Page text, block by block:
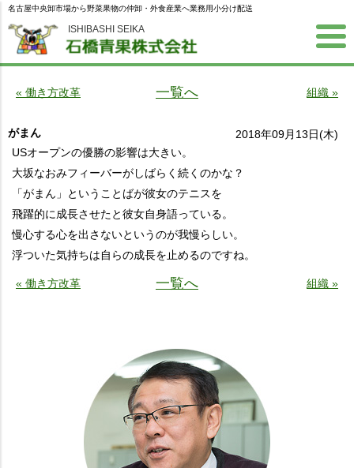
ISHIBASHI SEIKA
名古屋中央卸市場から野菜果物の仲卸・外食産業へ業務用小分け配送
« 働き方改革 一覧へ 組織 »
がまん
2018年09月13日(木)
USオープンの優勝の影響は大きい。
大坂なおみフィーバーがしばらく続くのかな？
「がまん」ということばが彼女のテニスを
飛躍的に成長させたと彼女自身語っている。
慢心する心を出さないというのが我慢らしい。
浮ついた気持ちは自らの成長を止めるのですね。
« 働き方改革 一覧へ 組織 »